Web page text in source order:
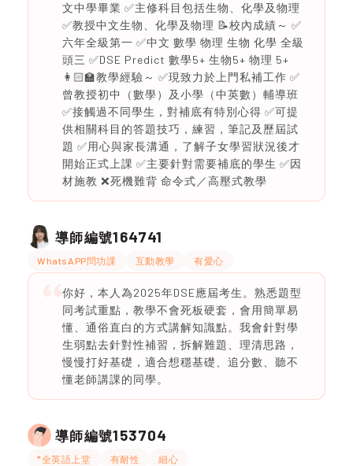
文中學畢業 ✅主修科目包括生物、化學及物理
✅教授中文生物、化學及物理 📝校內成績～ ✅
六年全級第一 ✅中文 數學 物理 生物 化學 全級
頭三 ✅DSE Predict 數學5+ 生物5+ 物理 5+
👩🏻‍🏫教學經驗～ ✅現致力於上門私補工作 ✅
曾教授初中（數學）及小學（中英數）輔導班
✅接觸過不同學生，對補底有特別心得 ✅可提
供相關科目的答題技巧，練習，筆記及歷屆試
題 ✅用心與家長溝通，了解子女學習狀況後才
開始正式上課 ✅主要針對需要補底的學生 ✅因
材施教 ❌死機難背 命令式／高壓式教學
導師編號164741
WhatsAPP問功課 互動教學 有愛心
你好，本人為2025年DSE應屆考生。熟悉題型
同考試重點，教學不會死板硬套，會用簡單易
懂、通俗直白的方式講解知識點。我會針對學
生弱點去針對性補習，拆解難題、理清思路，
慢慢打好基礎，適合想穩基礎、追分數、聽不
懂老師講課的同學。
導師編號153704
*全英語上堂 有耐性 細心